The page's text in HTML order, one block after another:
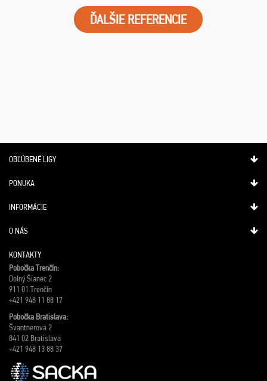
ĎALŠIE REFERENCIE
OBĽÚBENÉ LIGY
PONUKA
INFORMÁCIE
O NÁS
KONTAKTY
Pobočka Trenčín:
Dolný Šianec 2
911 01 Trenčín
+421 948 11 88 17
Pobočka Bratislava:
Švantnerova 2
841 02 Bratislava
+421 948 13 88 37